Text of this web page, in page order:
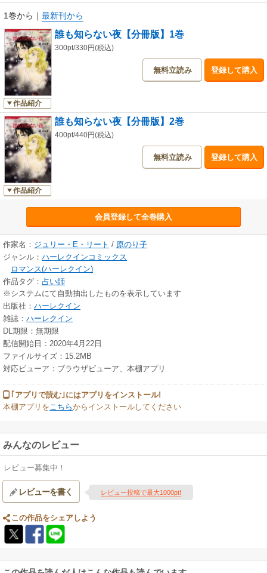
1巻から ｜ 最新刊から
作品紹介
誰も知らない夜【分冊版】1巻
300pt/330円(税込)
無料立読み 登録して購入
作品紹介
誰も知らない夜【分冊版】2巻
400pt/440円(税込)
無料立読み 登録して購入
会員登録して全巻購入
作家名： ジュリー・E・リート / 原のり子
ジャンル： ハーレクインコミックス
ロマンス(ハーレクイン)
作品タグ： 占い師
※システムにて自動抽出したものを表示しています
出版社： ハーレクイン
雑誌： ハーレクイン
DL期限：無期限
配信開始日：2020年4月22日
ファイルサイズ：15.2MB
対応ビューア：ブラウザビューア、本棚アプリ
｢アプリで読む｣にはアプリをインストール!
本棚アプリをこちらからインストールしてください
みんなのレビュー
レビュー募集中！
レビューを書く レビュー投稿で最大1000pt!
この作品をシェアしよう